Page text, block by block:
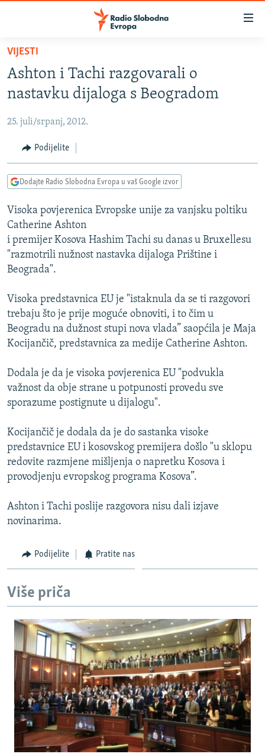
Pređite
glavni
sadržaj
na
navigaciju
Pređite
na
VIJESTI
BOSNA I HERCEGOVINA
KOSOVO
CRNA GORA
VIDEO
FOTOGALERIJE
INFOGRAFIKE
PODCASTI
RAT U UKRAJINI
KINA NA BALKANU
RSE PRIČE IZ SVIJETA
ISPRIČAJ MI
DNEVNO@RSE
SPECIJALI RSE
VIŠE OD NASLOVA
POPLAVE I KLIZIŠTA U BIH 2024.
TV LIBERTY
POST SCRIPTUM
MOJA EVROPA
TRI DECENIJE OD RATA U BIH
NASTANAK I RASPAD JUGOSLAVIJE
PRATITE NAS
Sve RFE/RL stranice
VIJESTI
Ashton i Tachi razgovarali o
nastavku dijaloga s Beogradom
25. juli/srpanj, 2012.
Podijelite
Dodajte Radio Slobodna Evropa u vaš Google izvor
Visoka povjerenica Evropske unije za vanjsku poltiku
Catherine Ashton
i premijer Kosova Hashim Tachi su danas u Bruxellesu
"razmotrili nužnost nastavka dijaloga Prištine i
Beograda".
Visoka predstavnica EU je "istaknula da se ti razgovori
trebaju što je prije moguće obnoviti, i to čim u
Beogradu na dužnost stupi nova vlada” saopćila je Maja
Kocijančič, predstavnica za medije Catherine Ashton.
Dodala je da je visoka povjerenica EU "podvukla
važnost da obje strane u potpunosti provedu sve
sporazume postignute u dijalogu".
Kocijančič je dodala da je do sastanka visoke
predstavnice EU i kosovskog premijera došlo "u sklopu
redovite razmjene mišljenja o napretku Kosova i
provodjenju evropskog programa Kosova”.
Ashton i Tachi poslije razgovora nisu dali izjave
novinarima.
Podijelite Pratite nas
Više priča